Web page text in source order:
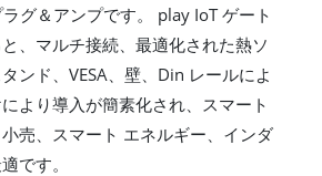
グ＆アンプです。 play IoT ゲート
、マルチ接続、最適化された熱ソ
ンド、VESA、壁、Din レールによ
より導入が簡素化され、スマート
売、スマート エネルギー、インダ
です。